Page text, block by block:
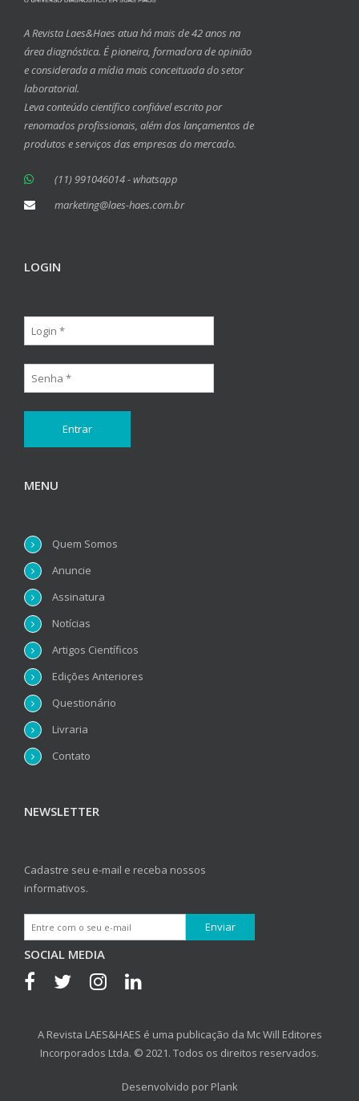
A Revista Laes&Haes atua há mais de 42 anos na
área diagnóstica. É pioneira, formadora de opinião
e considerada a mídia mais conceituada do setor
laboratorial.
Leva conteúdo científico confiável escrito por
renomados profissionais, além dos lançamentos de
produtos e serviços das empresas do mercado.
(11) 991046014 - whatsapp
marketing@laes-haes.com.br
LOGIN
MENU
Quem Somos
Anuncie
Assinatura
Notícias
Artigos Científicos
Edições Anteriores
Questionário
Livraria
Contato
NEWSLETTER
Cadastre seu e-mail e receba nossos
informativos.
SOCIAL MEDIA
A Revista LAES&HAES é uma publicação da Mc Will Editores
Incorporados Ltda. © 2021. Todos os direitos reservados.
Desenvolvido por Plank